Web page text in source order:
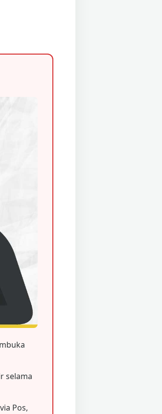
selama
Pos,